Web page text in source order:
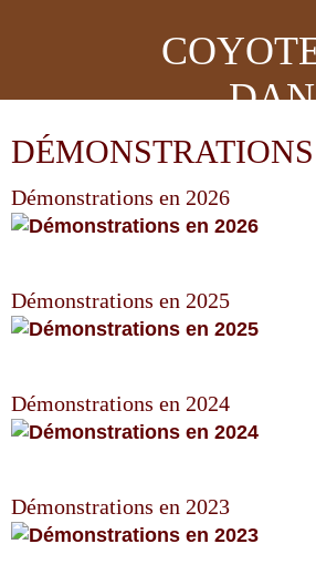
DÉMONSTRATIONS
Démonstrations en 2026
Démonstrations en 2025
Démonstrations en 2024
Démonstrations en 2023